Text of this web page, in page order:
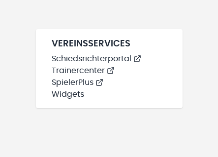
VEREINSSERVICES
Schiedsrichterportal
Trainercenter
SpielerPlus
Widgets